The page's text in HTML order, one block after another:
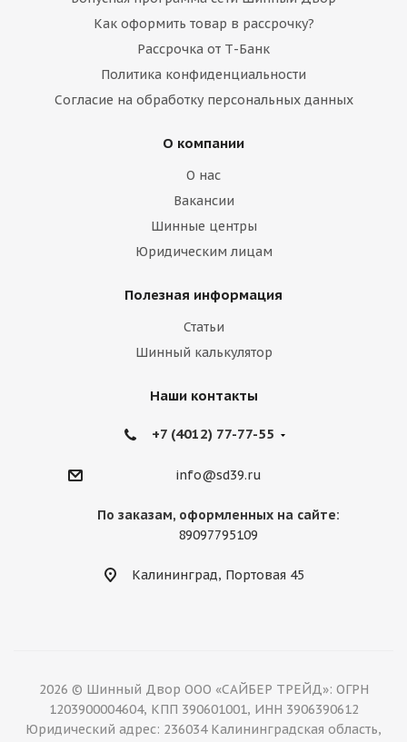
Как оформить товар в рассрочку?
Рассрочка от Т-Банк
Политика конфиденциальности
Согласие на обработку персональных данных
О компании
О нас
Вакансии
Шинные центры
Юридическим лицам
Полезная информация
Статьи
Шинный калькулятор
Наши контакты
+7 (4012) 77-77-55
info@sd39.ru
По заказам, оформленных на сайте:
89097795109
Калининград, Портовая 45
2026 © Шинный Двор ООО «САЙБЕР ТРЕЙД»: ОГРН
1203900004604, КПП 390601001, ИНН 3906390612
Юридический адрес: 236034 Калининградская область,